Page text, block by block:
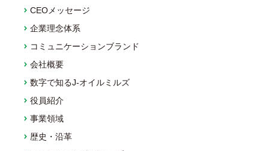
CEOメッセージ
企業理念体系
コミュニケーションブランド
会社概要
数字で知るJ-オイルミルズ
役員紹介
事業領域
歴史・沿革